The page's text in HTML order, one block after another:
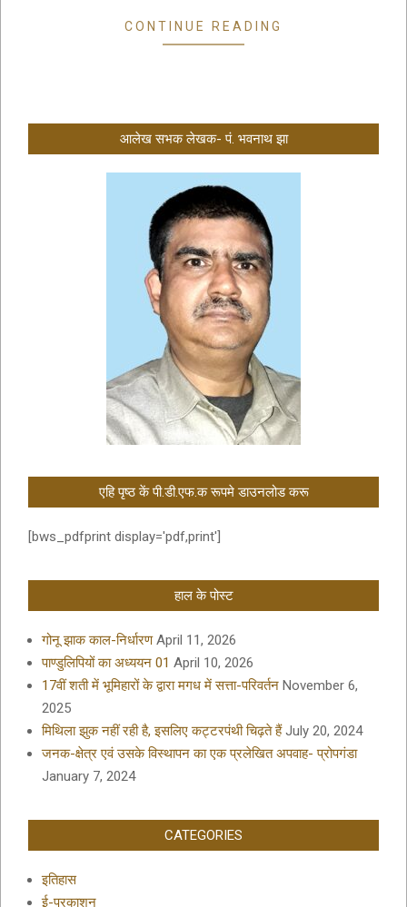
CONTINUE READING
आलेख सभक लेखक- पं. भवनाथ झा
एहि पृष्ठ कें पी.डी.एफ.क रूपमे डाउनलोड करू
[bws_pdfprint display='pdf,print']
हाल के पोस्ट
गोनू झाक काल-निर्धारण April 11, 2026
पाण्डुलिपियों का अध्ययन 01 April 10, 2026
17वीं शती में भूमिहारों के द्वारा मगध में सत्ता-परिवर्तन November 6,
2025
मिथिला झुक नहीं रही है, इसलिए कट्टरपंथी चिढ़ते हैं July 20, 2024
जनक-क्षेत्र एवं उसके विस्थापन का एक प्रलेखित अपवाह- प्रोपगंडा
January 7, 2024
CATEGORIES
इतिहास
ई-प्रकाशन